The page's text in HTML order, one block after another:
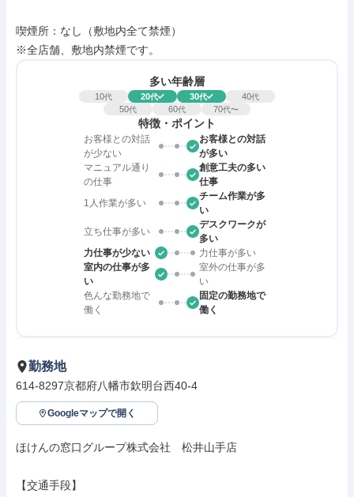
喫煙所：なし（敷地内全て禁煙）
※全店舗、敷地内禁煙です。
多い年齢層
10代 20代 30代 40代
50代 60代 70代〜
特徴・ポイント
お客様との対話
が少ない
お客様との対話
が多い
マニュアル通り
の仕事
創意工夫の多い
仕事
1人作業が多い
チーム作業が多
い
立ち仕事が多い
デスクワークが
多い
力仕事が少ない
力仕事が多い
室内の仕事が多
い
室外の仕事が多
い
色んな勤務地で
働く
固定の勤務地で
働く
勤務地
614-8297京都府八幡市欽明台西40-4
Googleマップで開く
ほけんの窓口グループ株式会社　松井山手店
【交通手段】